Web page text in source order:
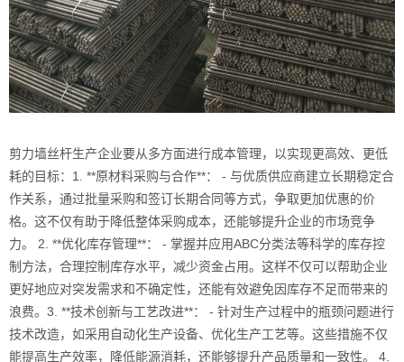
剪力墙丝杆生产企业要从多方面进行成本管理，以实现更高效、更低
耗的目标：1. **原材料采购与合作**： - 与优质供应商建立长期稳定合
作关系，通过批量采购和签订长期合同等方式，争取更加优惠的价
格。这不仅有助于降低整体采购成本，还能够提升企业的市场竞争
力。 2. **优化库存管理**： - 掌握并应用ABC分类法等科学的库存控
制方法，合理控制库存水平，减少资金占用。这样不仅可以帮助企业
更好地应对突发需求和不确定性，还能有效避免因库存不足而带来的
浪费。3. **技术创新与工艺改进**： - 针对生产过程中的瓶颈问题进行
技术改造，如采用自动化生产设备、优化生产工艺等。这些措施不仅
能提高生产效率，降低能源消耗，还能够提升产品质量和一致性。 4.